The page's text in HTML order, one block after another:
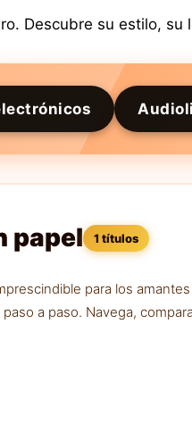
Descubre su estilo,
papel 1 títulos
para los
a paso. Navega,